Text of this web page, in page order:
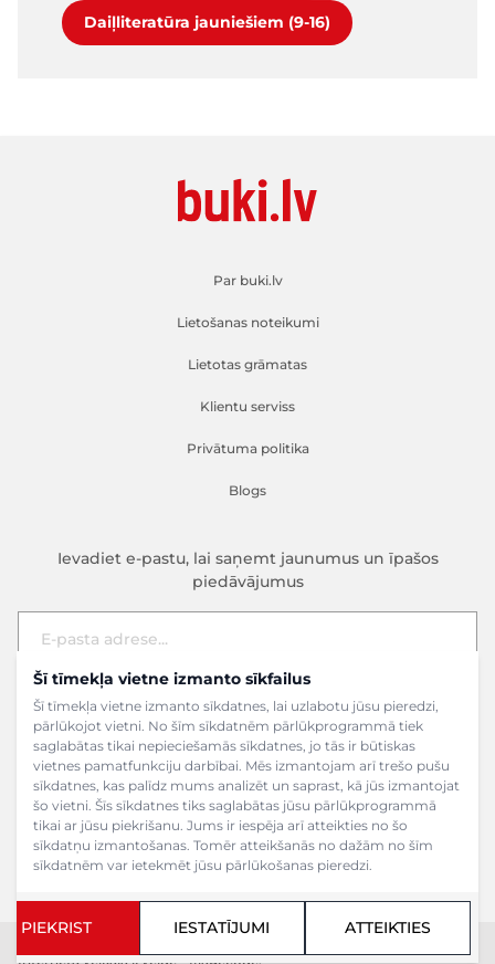
Šī tīmekļa vietne izmanto sīkfailus
Šī tīmekļa vietne izmanto sīkdatnes, lai uzlabotu jūsu pieredzi,
pārlūkojot vietni. No šīm sīkdatnēm pārlūkprogrammā tiek
saglabātas tikai nepieciešamās sīkdatnes, jo tās ir būtiskas
vietnes pamatfunkciju darbībai. Mēs izmantojam arī trešo pušu
sīkdatnes, kas palīdz mums analizēt un saprast, kā jūs izmantojat
šo vietni. Šīs sīkdatnes tiks saglabātas jūsu pārlūkprogrammā
tikai ar jūsu piekrišanu. Jums ir iespēja arī atteikties no šo
sīkdatņu izmantošanas. Tomēr atteikšanās no dažām no šīm
sīkdatnēm var ietekmēt jūsu pārlūkošanas pieredzi.
PIEKRIST IESTATĪJUMI ATTEIKTIES
Daiļliteratūra jauniešiem (9-16)
Par buki.lv
Lietošanas noteikumi
Lietotas grāmatas
Klientu serviss
Privātuma politika
Blogs
Ievadiet e-pastu, lai saņemt jaunumus un īpašos
piedāvājumus
E-pasta adrese
Pieteikties
Interneta veikala izveide - Magecode.